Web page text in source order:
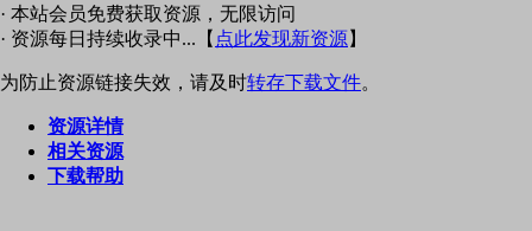
· 本站会员免费获取资源，无限访问
· 资源每日持续收录中...【 点此发现新资源】
为防止资源链接失效，请及时转存下载文件。
资源详情
相关资源
下载帮助